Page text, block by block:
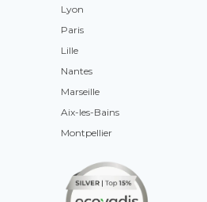
Lyon
Paris
Lille
Nantes
Marseille
Aix-les-Bains
Montpellier